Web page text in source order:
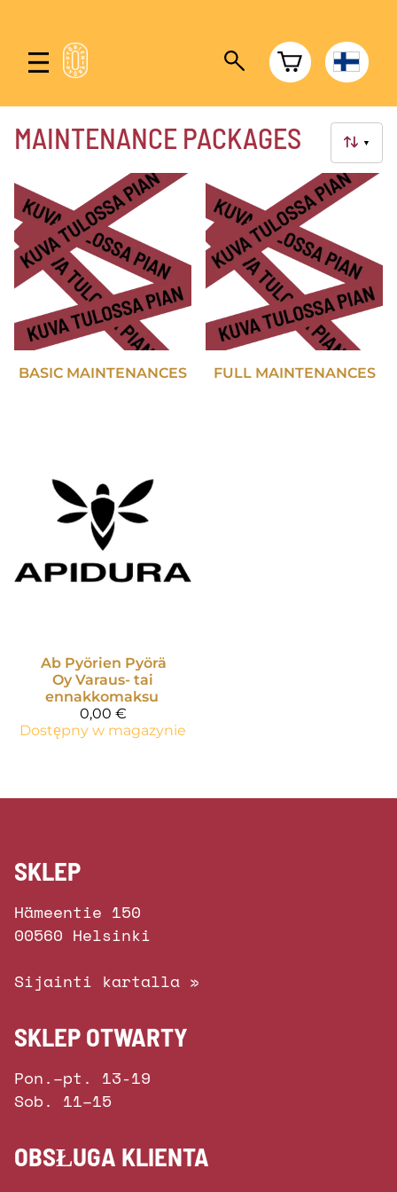
▼
MAINTENANCE PACKAGES
BASIC MAINTENANCES FULL MAINTENANCES
Ab Pyörien Pyörä
Oy Varaus- tai
ennakkomaksu
0,00 €
Dostępny w magazynie
SKLEP
Hämeentie 150
00560 Helsinki
Sijainti kartalla »
SKLEP OTWARTY
Pon.–pt. 13-19
Sob. 11–15
OBSŁUGA KLIENTA